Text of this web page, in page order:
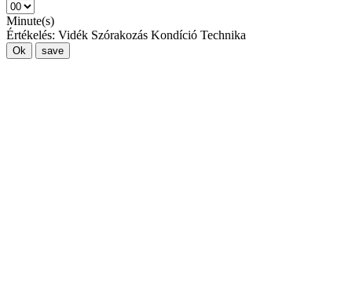
Minute(s)
Értékelés: Vidék Szórakozás Kondíció Technika
Ok save